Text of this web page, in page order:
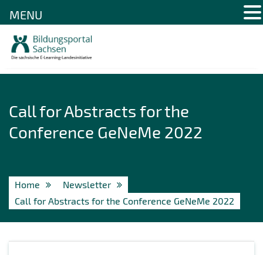
Call for Abstracts for the
Conference GeNeMe 2022
Home
Newsletter
Call for Abstracts for the Conference GeNeMe 2022
MENU